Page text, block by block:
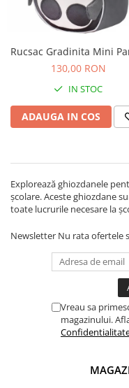
Puzzle clasic
Puzzle incastru
Puzzle de podea
IQ puzzle
Jucarii de baie
Zornaitoare
Saltele de activitati
Jucarii de sortat
Jucarii muzicale bebelusi
Rucsac Gradinita Mini
130,00 RON
IN STOC
ADAUGA IN COS
Explorează ghiozdanele
școlare. Aceste ghiozdane
toate lucrurile necesare la
Newsletter Nu rata ofertele
Vreau sa
magazinului.